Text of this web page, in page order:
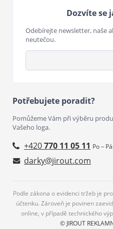
Dozvíte se
Odebírejte newsletter, naše
neutečou.
Potřebujete poradit?
Pomůžeme Vám při výběru
Vašeho loga.
+420770 11 05 11 Po –
darky@jirout.com
Podle zákona o evidenci tržeb je
účtenku. Zároveň je povinen
online, v případě technického
© JIROUT